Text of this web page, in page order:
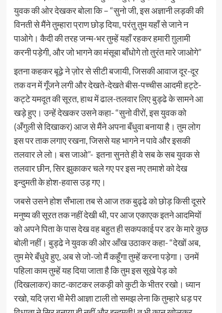
युवक की ओर देखकर बोला कि – “सुनो जी, इस अज्ञानी लड़की की
विनती से मैंने तुम्हारा प्राण छोड़ दिया, परंतु तुम यहाँ से जाने न
पाओगे। कैदी की तरह जन्म-भर तुम्हें यहाँ रहकर हमारी ग़ुलामी
करनी पड़ेगी, और जो भागने का मंसूबा बाँधोगे तो तुरंत मारे जाओगे”
इतना कहकर बूढ़े ने ज़ोर से सीटी बजायी, जिसकी आवाज दूर-दूर
तक वन में गूँजने लगी और देखते-देखते बीस-पच्चीस आदमी हट्टे-
कट्टे यमदूत की सूरत, हाथ में ढाल-तलवार लिए बुड्ढे के सामने आ
खड़े हुए। उन्हें देखकर उसने कहा- “सुनो वीरों, इस युवक को
(अँगुली से दिखाकर) आज से मैंने अपना बँधुवा बनाया है। तुम लोग
इस पर ताक लगाए रखना, जिससे यह भागने न पावे और इसकी
तलवार ले लो। बस जाओ”- इतना सुनते ही वे सब के सब युवक से
तलवार छीन, सिर झुकाकर चले गए पर इस नए तमाशे को देख
इन्दुमती के होश-हवास उड़ गए।
जबसे उसने होश सँभाला तब से आज तक बुढ्ढे को छोड़ किसी दूसरे
मनुष्य की सूरत तक नहीं देखी थी, पर आज एकाएक इतने आदमियों
को अपने पिता के पास देख वह बहुत ही सकपकाई पर डर के मारे कुछ
बोली नहीं। बुड्ढे ने युवक की ओर आँख उठाकर कहा- “देखों अब,
तुम मेरे बँधुवे हुए, अब से जो-जो मैं कहूँगा तुम्हें करना पड़ेगा। उनमें
पहिला काम तुम्हें यह दिया जाता है कि तुम इस सूखे पेड़ को
(दिखलाकर) काट-काटकर लकड़ी को कुटी के भीतर रखो। ध्यान
रखो, यदि ज़रा भी मेरी आज्ञा टाली तो समझ लेना कि तुम्हारे धड़ पर